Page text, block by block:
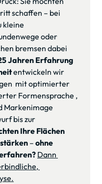
schaffen – bei
kleine
oder
bremsen dabei
Jahren Erfahrung
entwickeln wir
mit optimierter
Formensprache ,
Markenimage
bis zur
Ihre Flächen
– ohne
Dann